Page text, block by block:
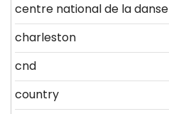
centre national de la danse
charleston
cnd
country